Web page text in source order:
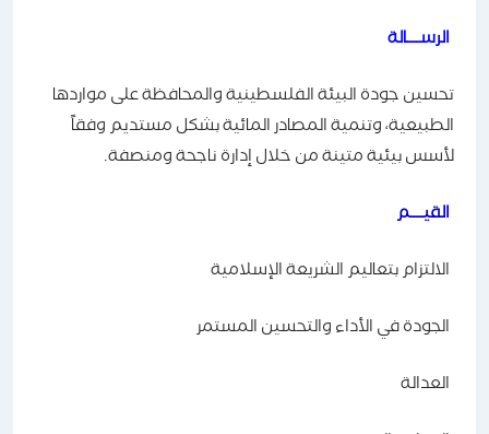
الرســــالة
تحسين جودة البيئة الفلسطينية والمحافظة على مواردها
الطبيعية، وتنمية المصادر المائية بشكل مستديم وفقاً
لأسس بيئية متينة من خلال إدارة ناجحة ومنصفة.
القيــــم
الالتزام بتعاليم الشريعة الإسلامية
الجودة في الأداء والتحسين المستمر
العدالة